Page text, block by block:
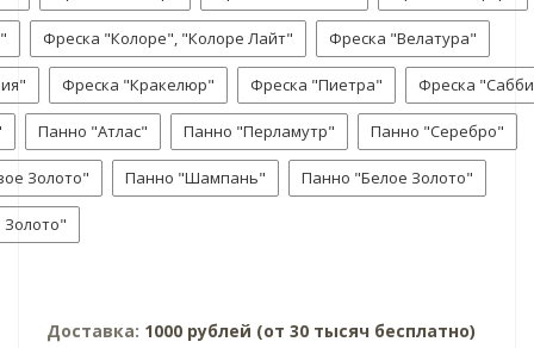
Фреска "Колоре", "Колоре Лайт" Фреска "Велатура"
Фреска "Кракелюр" Фреска "Пиетра" Фреска
Панно "Атлас" Панно "Перламутр" Панно "Серебро"
Золото" Панно "Шампань" Панно "Белое Золото"
Доставка: 1000 рублей (от 30 тысяч бесплатно)